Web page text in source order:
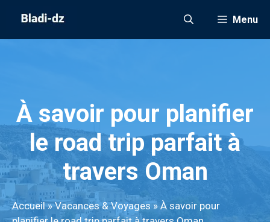
contenu
Menu
À savoir pour planifier
le road trip parfait à
travers Oman
Accueil»Vacances & Voyages»À savoir pour